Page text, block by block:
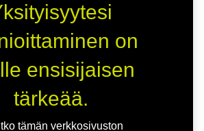
on
ensisijaisen
tärkeää.
tämän verkkosivuston